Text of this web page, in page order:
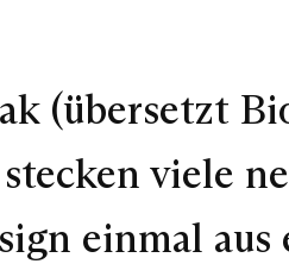
(übersetzt
viele
einmal